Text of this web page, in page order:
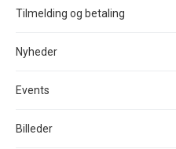
Tilmelding og betaling
Nyheder
Events
Billeder